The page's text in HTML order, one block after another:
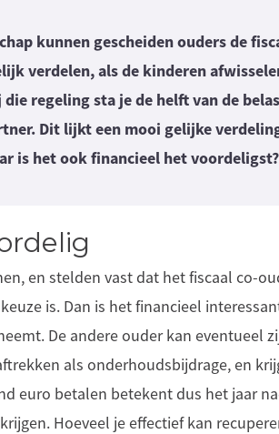
kunnen gescheiden ouders de
verdelen, als de kinderen
regeling sta je de helft van de
Dit lijkt een mooi gelijke
is het ook financieel het voordeligst?
en stelden vast dat het fiscaal co-
is. Dan is het financieel
De andere ouder kan eventueel
als onderhoudsbijdrage, en
euro betalen betekent dus het jaar
Hoeveel je effectief kan